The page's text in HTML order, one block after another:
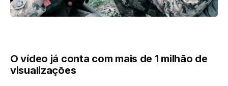
O vídeo já conta com mais de 1 milhão de
visualizações